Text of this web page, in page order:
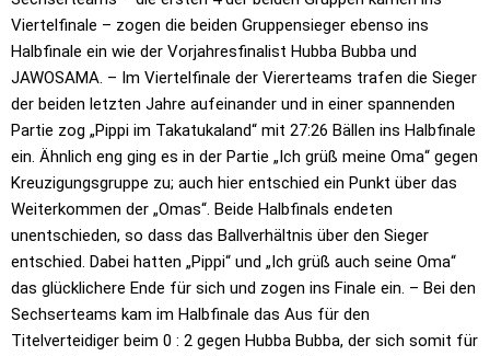
Viertelfinale – zogen die beiden Gruppensieger ebenso ins
Halbfinale ein wie der Vorjahresfinalist Hubba Bubba und
JAWOSAMA. – Im Viertelfinale der Viererteams trafen die Sieger
der beiden letzten Jahre aufeinander und in einer spannenden
Partie zog „Pippi im Takatukaland“ mit 27:26 Bällen ins Halbfinale
ein. Ähnlich eng ging es in der Partie „Ich grüß meine Oma“ gegen
Kreuzigungsgruppe zu; auch hier entschied ein Punkt über das
Weiterkommen der „Omas“. Beide Halbfinals endeten
unentschieden, so dass das Ballverhältnis über den Sieger
entschied. Dabei hatten „Pippi“ und „Ich grüß auch seine Oma“
das glücklichere Ende für sich und zogen ins Finale ein. – Bei den
Sechserteams kam im Halbfinale das Aus für den
Titelverteidiger beim 0 : 2 gegen Hubba Bubba, der sich somit für